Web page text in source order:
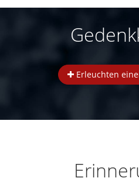
Erleuchten